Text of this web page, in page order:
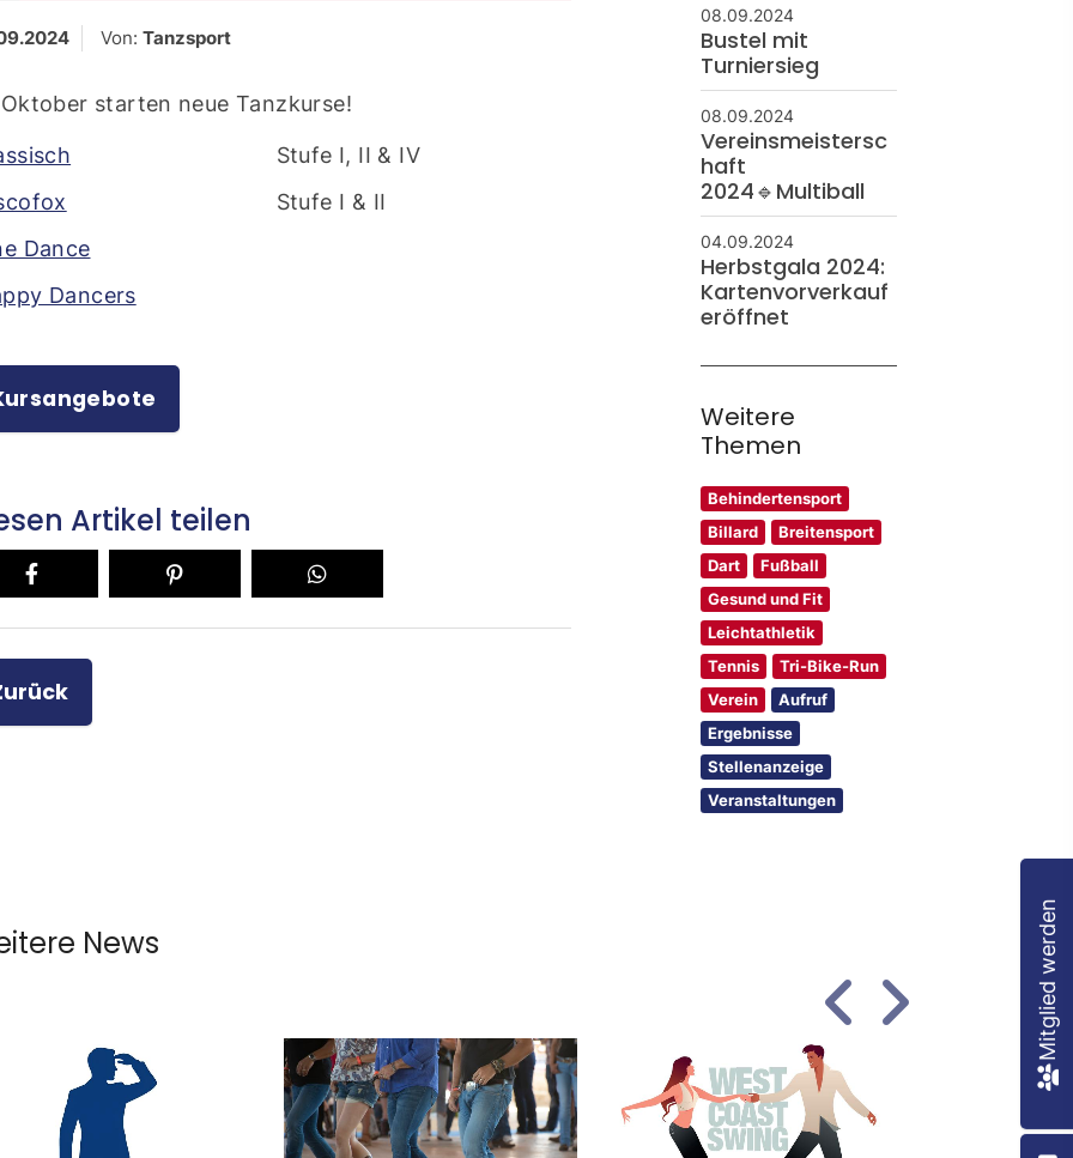
Von: Tanzsport
starten neue Tanzkurse!
Stufe I, II & IV
Stufe I & II
Dance
Dancers
Artikel teilen
08.09.2024
Bustel mit
Turniersieg
08.09.2024
Vereinsmeistersc
haft
2024🔹Multiball
04.09.2024
Herbstgala 2024:
Kartenvorverkauf
eröffnet
Weitere
Themen
Behindertensport
Billard
Breitensport
Dart
Fußball
Gesund und Fit
Leichtathletik
Tennis
Tri-Bike-Run
Verein
Aufruf
Ergebnisse
Stellenanzeige
Veranstaltungen
News Mitglied werden